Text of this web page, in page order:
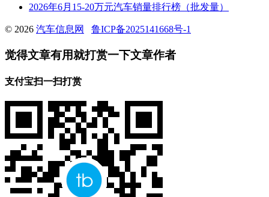
2026年6月15-20万元汽车销量排行榜（批发量）
© 2026 汽车信息网 鲁ICP备2025141668号-1
觉得文章有用就打赏一下文章作者
支付宝扫一扫打赏